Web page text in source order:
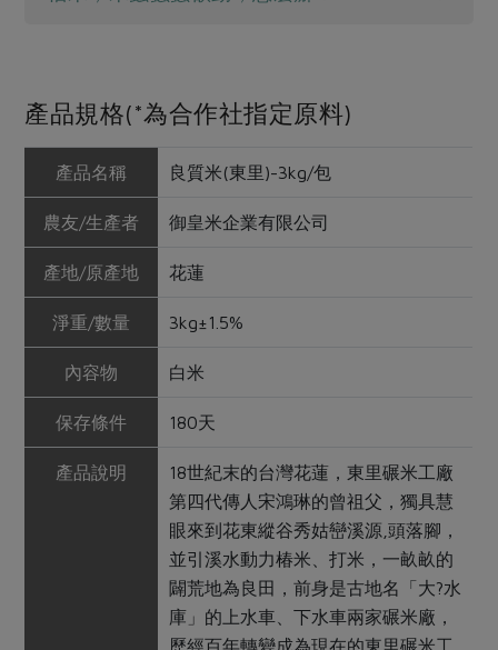
產品規格(*為合作社指定原料)
產品名稱 良質米(東里)-3kg/包
農友/生產者 御皇米企業有限公司
產地/原產地 花蓮
淨重/數量 3kg±1.5%
內容物 白米
保存條件 180天
產品說明
18世紀末的台灣花蓮，東里碾米工廠
第四代傳人宋鴻琳的曾祖父，獨具慧
眼來到花東縱谷秀姑巒溪源,頭落腳，
並引溪水動力椿米、打米，一畝畝的
闢荒地為良田，前身是古地名「大?水
庫」的上水車、下水車兩家碾米廠，
歷經百年轉變成為現在的東里碾米工